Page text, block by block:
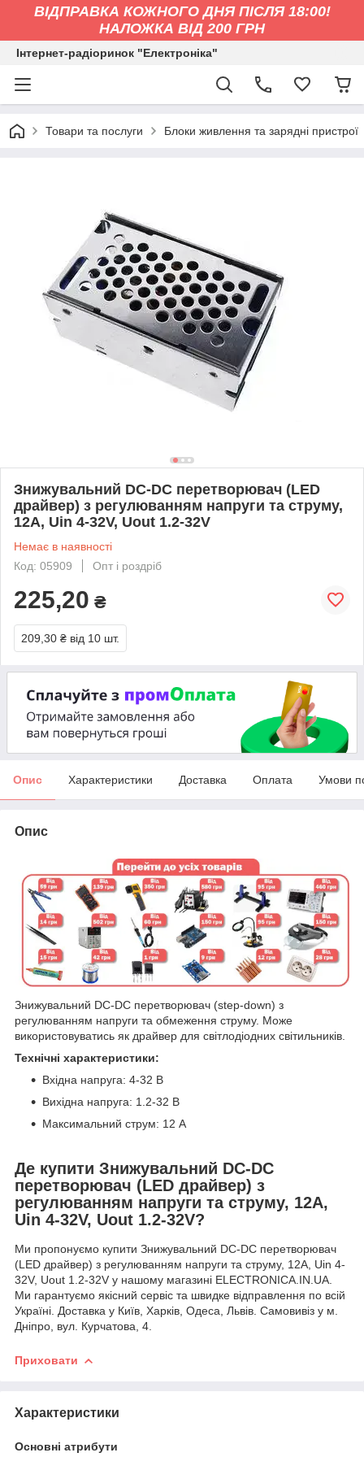
ВІДПРАВКА КОЖНОГО ДНЯ ПІСЛЯ 18:00!
НАЛОЖКА ВІД 200 ГРН
Інтернет-радіоринок "Електроніка"
Товари та послуги Блоки живлення та зарядні пристрої
Знижувальний DC-DC перетворювач (LED
драйвер) з регулюванням напруги та струму,
12А, Uin 4-32V, Uout 1.2-32V
Немає в наявності
Код: 05909
Опт і роздріб
225,20 ₴
209,30 ₴ від 10 шт.
Опис Характеристики Доставка Оплата Умови
Опис
Знижувальний DC-DC перетворювач (step-down) з
регулюванням напруги та обмеження струму. Може
використовуватись як драйвер для світлодіодних світильників.
Технічні характеристики:
Вхідна напруга: 4-32 В
Вихідна напруга: 1.2-32 В
Максимальний струм: 12 А
Де купити Знижувальний DC-DC
перетворювач (LED драйвер) з
регулюванням напруги та струму, 12А,
Uin 4-32V, Uout 1.2-32V?
Ми пропонуємо купити Знижувальний DC-DC перетворювач
(LED драйвер) з регулюванням напруги та струму, 12А, Uin 4-
32V, Uout 1.2-32V у нашому магазині ELECTRONICA.IN.UA.
Ми гарантуємо якісний сервіс та швидке відправлення по всій
Україні. Доставка у Київ, Харків, Одеса, Львів. Самовивіз у м.
Дніпро, вул. Курчатова, 4.
Приховати
Характеристики
Основні атрибути